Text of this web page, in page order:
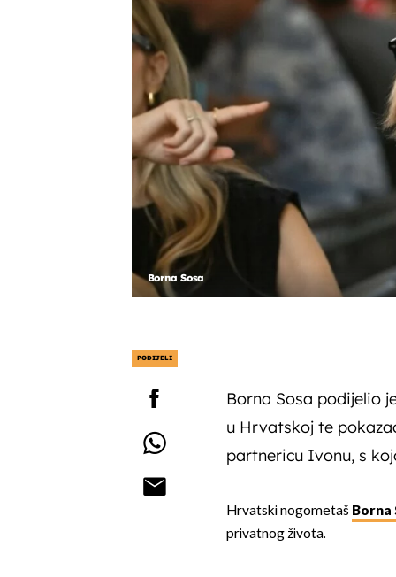
Borna Sosa
PODIJELI
Borna Sosa podijelio
u Hrvatskoj te
partnericu Ivonu, s
Hrvatski nogometaš Borna
privatnog života.